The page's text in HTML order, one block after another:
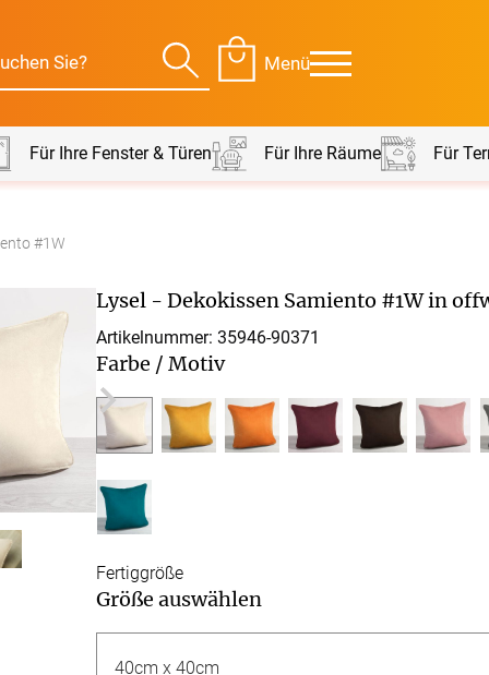
Menü
Massanfertigung
Alle Tischdecken
Stoffe
Zubehör
Alle
Für Ihre Fenster & Türen Für Ihre Räume Für
#1W
Lysel - Dekokissen Samiento #1W in
Artikelnummer: 35946-90371
Farbe / Motiv
Fertiggröße
Größe auswählen